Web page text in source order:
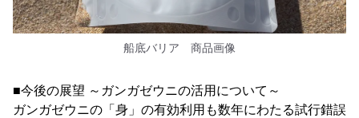
船底バリア 商品画像
■今後の展望 ～ガンガゼウニの活用について～
ガンガゼウニの「身」の有効利用も数年にわたる試行錯誤